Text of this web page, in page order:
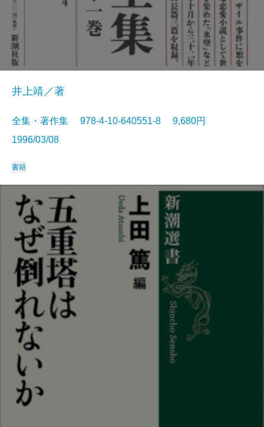
井上靖／著
全集・著作集 978-4-10-640551-8 9,680円
1996/03/08
書籍